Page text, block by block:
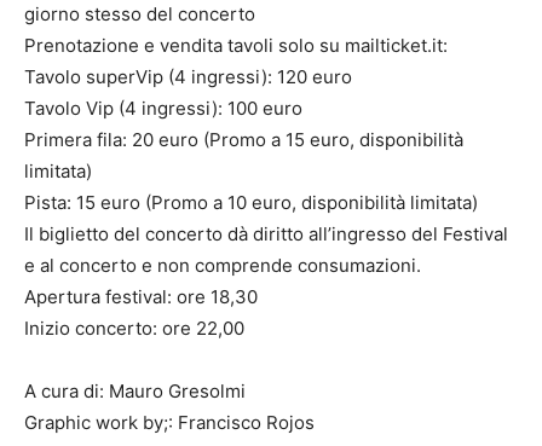
giorno stesso del concerto
Prenotazione e vendita tavoli solo su mailticket.it:
Tavolo superVip (4 ingressi): 120 euro
Tavolo Vip (4 ingressi): 100 euro
Primera fila: 20 euro (Promo a 15 euro, disponibilità
limitata)
Pista: 15 euro (Promo a 10 euro, disponibilità limitata)
Il biglietto del concerto dà diritto all’ingresso del Festival
e al concerto e non comprende consumazioni.
Apertura festival: ore 18,30
Inizio concerto: ore 22,00
A cura di: Mauro Gresolmi
Graphic work by;: Francisco Rojos